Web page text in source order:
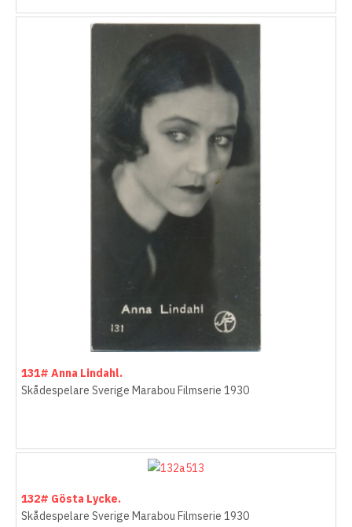
131# Anna Lindahl.
Skådespelare Sverige Marabou Filmserie 1930
132# Gösta Lycke.
Skådespelare Sverige Marabou Filmserie 1930